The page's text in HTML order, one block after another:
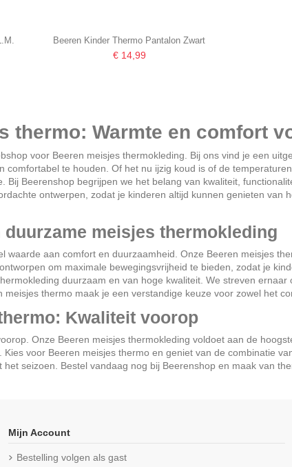
Beeren Kinder Thermo Pantalon Zwart
€ 14,99
thermo: Warmte en comfort
voor Beeren meisjes thermokleding. Bij ons vind je een
comfortabel te houden. Of het nu ijzig koud is of de
Bij Beerenshop begrijpen we het belang van kwaliteit,
ontwerpen, zodat je kinderen altijd kunnen genieten van
duurzame meisjes thermokleding
waarde aan comfort en duurzaamheid. Onze Beeren meisjes
om maximale bewegingsvrijheid te bieden, zodat je
duurzaam en van hoge kwaliteit. We streven
thermo maak je een verstandige keuze voor zowel het
Kwaliteit voorop
Onze Beeren meisjes thermokleding voldoet aan de
voor Beeren meisjes thermo en geniet van de combinatie
seizoen. Bestel vandaag nog bij Beerenshop en maak van
Mijn Account
Bestelling volgen als gast